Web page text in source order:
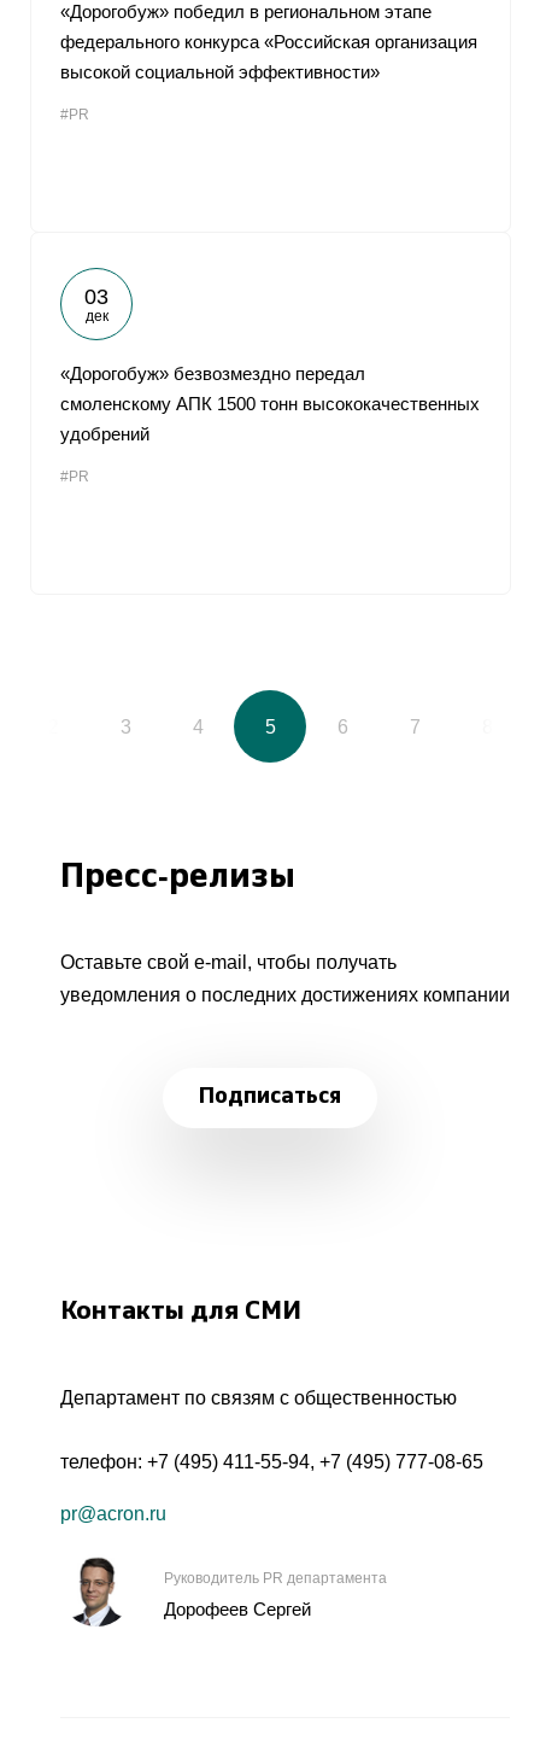
«Дорогобуж» победил в региональном этапе
федерального конкурса «Российская организация
высокой социальной эффективности»
#PR
03
дек
«Дорогобуж» безвозмездно передал
смоленскому АПК 1500 тонн высококачественных
удобрений
#PR
3 4 5 6 7
Пресс-релизы
Оставьте свой e-mail, чтобы получать
уведомления о последних достижениях компании
Подписаться
Контакты для СМИ
Департамент по связям с общественностью
телефон: +7 (495) 411-55-94, +7 (495) 777-08-65
pr@acron.ru
Руководитель PR департамента
Дорофеев Сергей